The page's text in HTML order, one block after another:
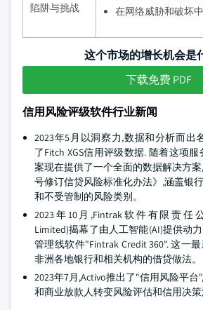
陷阱与挑战
在网络威胁和破坏中
这个市场的增长机会是
下载免费 PDF
信用风险评级软件行业新闻
2023年5月以洞察力,数据和分析而出
了Fitch XGS信用评级数据. 随着这项
案现在提供了一个全面的数据解决方
号修订信贷风险标准化办法》,涵盖银
和不受管制的风险类别。
2023年10月,Fintrak软件有限责任
Limited)揭幕了由人工智能(AI)提供动
管理线软件"Fintrak Credit 360". 这一
非洲各地银行和相关机构的借贷做法。
2023年7月,Activo推出了"信用风险平
和商业放款人转变风险评估和信用决